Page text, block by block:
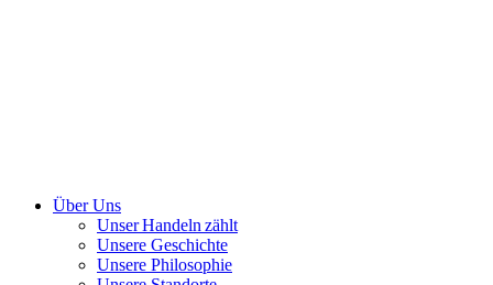
Über Uns
Unser Handeln zählt
Unsere Geschichte
Unsere Philosophie